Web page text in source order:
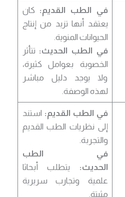
في الطب القديم: كان
يعتقد أنها تزيد من إنتاج
الحيوانات المنوية.
في الطب الحديث: تتأثر
الخصوبة بعوامل كثيرة،
ولا يوجد دليل مباشر
لهذه الوصفة.
في الطب القديم: استند
إلى نظريات الطب القديم
والتجربة.
في الطب
الحديث: يتطلب أبحاثا
علمية وتجارب سريرية
مثبتة.